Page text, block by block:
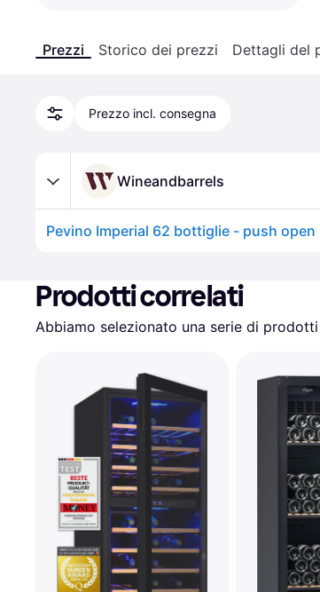
Prezzi Storico dei prezzi Dettagli del
Prezzo incl. consegna
Wineandbarrels
Prodotti correlati
Abbiamo selezionato una serie di